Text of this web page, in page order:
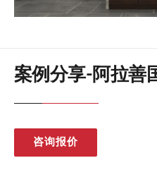
案例分享-阿拉善
咨询报价